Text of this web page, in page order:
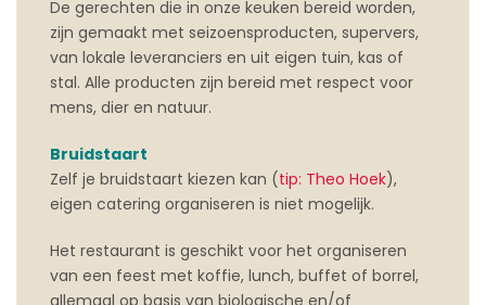
De gerechten die in onze keuken bereid worden,
zijn gemaakt met seizoensproducten, supervers,
van lokale leveranciers en uit eigen tuin, kas of
stal. Alle producten zijn bereid met respect voor
mens, dier en natuur.
Bruidstaart
Zelf je bruidstaart kiezen kan (tip: Theo Hoek),
eigen catering organiseren is niet mogelijk.
Het restaurant is geschikt voor het organiseren
van een feest met koffie, lunch, buffet of borrel,